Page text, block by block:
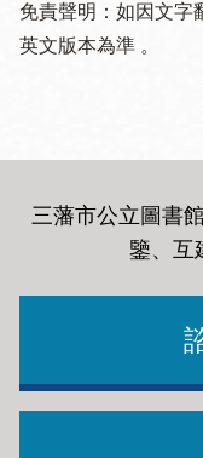
免責聲明：如因文字
英文版本為準 。
三藩市公立圖書
鑒、互